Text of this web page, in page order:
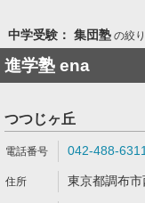
中学受験： 集団塾の絞
進学塾 ena
つつじヶ丘
042-488-6311
東京都調布